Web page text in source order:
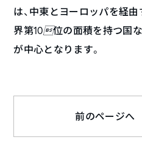
は、中東とヨーロッパを経
界第10位の面積を持つ国
が中心となります。
前のページへ